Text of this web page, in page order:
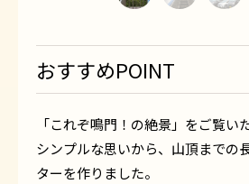
おすすめPOINT
「これぞ鳴門！の絶景」をご覧い
シンプルな思いから、山頂までの
ターを作りました。